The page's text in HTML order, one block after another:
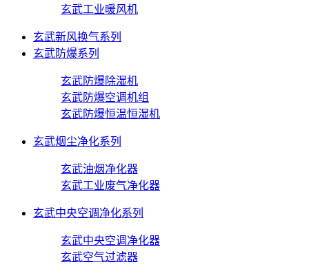
玄武工业暖风机
玄武新风换气系列
玄武防爆系列
玄武防爆除湿机
玄武防爆空调机组
玄武防爆恒温恒湿机
玄武烟尘净化系列
玄武油烟净化器
玄武工业废气净化器
玄武中央空调净化系列
玄武中央空调净化器
玄武空气过滤器